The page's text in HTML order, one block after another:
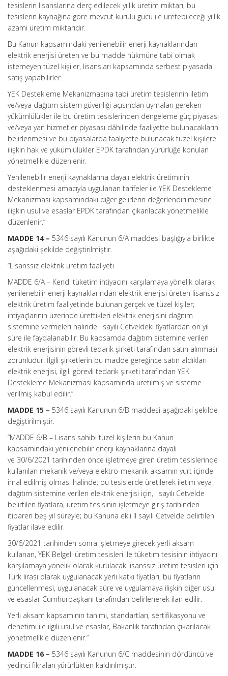
tesislerin lisanslarına derç edilecek yıllık üretim miktarı, bu
tesislerin kaynağına göre mevcut kurulu gücü ile üretebileceği yıllık
azami üretim miktarıdır.
Bu Kanun kapsamındaki yenilenebilir enerji kaynaklarından
elektrik enerjisi üreten ve bu madde hükmüne tabi olmak
istemeyen tüzel kişiler, lisansları kapsamında serbest piyasada
satış yapabilirler.
YEK Destekleme Mekanizmasına tabi üretim tesislerinin iletim
ve/veya dağıtım sistem güvenliği açısından uymaları gereken
yükümlülükler ile bu üretim tesislerinden dengeleme güç piyasası
ve/veya yan hizmetler piyasası dâhilinde faaliyette bulunacakların
belirlenmesi ve bu piyasalarda faaliyette bulunacak tüzel kişilere
ilişkin hak ve yükümlülükler EPDK tarafından yürürlüğe konulan
yönetmelikle düzenlenir.
Yenilenebilir enerji kaynaklarına dayalı elektrik üretiminin
desteklenmesi amacıyla uygulanan tarifeler ile YEK Destekleme
Mekanizması kapsamındaki diğer gelirlerin değerlendirilmesine
ilişkin usul ve esaslar EPDK tarafından çıkarılacak yönetmelikle
düzenlenir.”
MADDE 14 – 5346 sayılı Kanunun 6/A maddesi başlığıyla birlikte
aşağıdaki şekilde değiştirilmiştir.
“Lisanssız elektrik üretim faaliyeti
MADDE 6/A – Kendi tüketim ihtiyacını karşılamaya yönelik olarak
yenilenebilir enerji kaynaklarından elektrik enerjisi üreten lisanssız
elektrik üretim faaliyetinde bulunan gerçek ve tüzel kişiler;
ihtiyaçlarının üzerinde ürettikleri elektrik enerjisini dağıtım
sistemine vermeleri halinde I sayılı Cetveldeki fiyatlardan on yıl
süre ile faydalanabilir. Bu kapsamda dağıtım sistemine verilen
elektrik enerjisinin görevli tedarik şirketi tarafından satın alınması
zorunludur. İlgili şirketlerin bu madde gereğince satın aldıkları
elektrik enerjisi, ilgili görevli tedarik şirketi tarafından YEK
Destekleme Mekanizması kapsamında üretilmiş ve sisteme
verilmiş kabul edilir.”
MADDE 15 – 5346 sayılı Kanunun 6/B maddesi aşağıdaki şekilde
değiştirilmiştir.
“MADDE 6/B – Lisans sahibi tüzel kişilerin bu Kanun
kapsamındaki yenilenebilir enerji kaynaklarına dayalı
ve 30/6/2021 tarihinden önce işletmeye giren üretim tesislerinde
kullanılan mekanik ve/veya elektro-mekanik aksamın yurt içinde
imal edilmiş olması halinde; bu tesislerde üretilerek iletim veya
dağıtım sistemine verilen elektrik enerjisi için, I sayılı Cetvelde
belirtilen fiyatlara, üretim tesisinin işletmeye giriş tarihinden
itibaren beş yıl süreyle; bu Kanuna ekli II sayılı Cetvelde belirtilen
fiyatlar ilave edilir.
30/6/2021 tarihinden sonra işletmeye girecek yerli aksam
kullanan, YEK Belgeli üretim tesisleri ile tüketim tesisinin ihtiyacını
karşılamaya yönelik olarak kurulacak lisanssız üretim tesisleri için
Türk lirası olarak uygulanacak yerli katkı fiyatları, bu fiyatların
güncellenmesi, uygulanacak süre ve uygulamaya ilişkin diğer usul
ve esaslar Cumhurbaşkanı tarafından belirlenerek ilan edilir.
Yerli aksam kapsamının tanımı, standartları, sertifikasyonu ve
denetimi ile ilgili usul ve esaslar, Bakanlık tarafından çıkarılacak
yönetmelikle düzenlenir.”
MADDE 16 – 5346 sayılı Kanunun 6/C maddesinin dördüncü ve
yedinci fıkraları yürürlükten kaldırılmıştır.